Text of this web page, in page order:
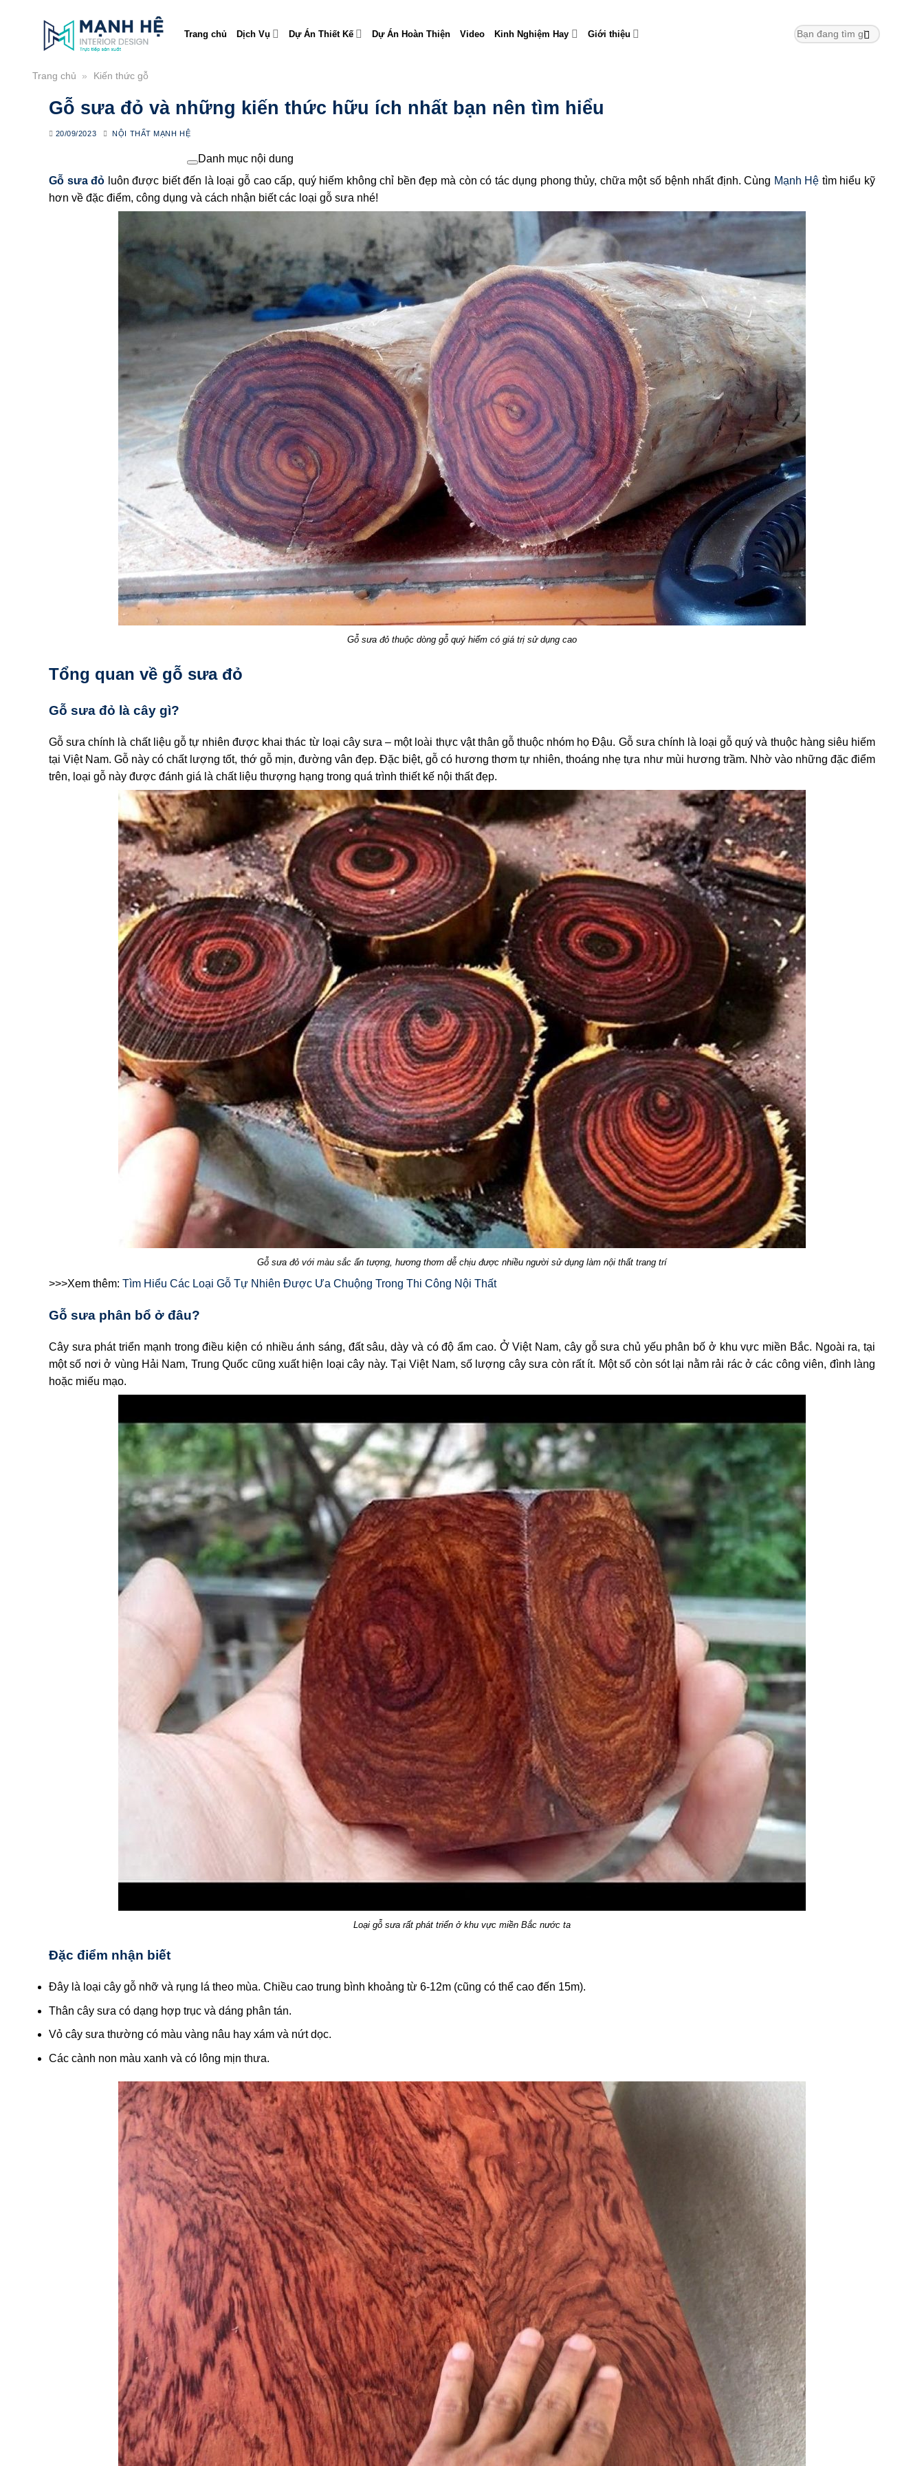
Trang chủ Dịch Vụ Dự Án Thiết Kế Dự Án Hoàn Thiện Video Kinh Nghiệm Hay Giới thiệu
Trang chủ » Kiến thức gỗ
Gỗ sưa đỏ và những kiến thức hữu ích nhất bạn nên tìm hiểu
20/09/2023 NỘI THẤT MẠNH HỆ
Danh mục nội dung
Gỗ sưa đỏ luôn được biết đến là loại gỗ cao cấp, quý hiếm không chỉ bền đẹp mà còn có tác dụng phong thủy, chữa một số bệnh nhất định. Cùng Mạnh Hệ tìm hiểu kỹ
hơn về đặc điểm, công dụng và cách nhận biết các loại gỗ sưa nhé!
Gỗ sưa đỏ thuộc dòng gỗ quý hiếm có giá trị sử dụng cao
Tổng quan về gỗ sưa đỏ
Gỗ sưa đỏ là cây gì?
Gỗ sưa chính là chất liệu gỗ tự nhiên được khai thác từ loại cây sưa – một loài thực vật thân gỗ thuộc nhóm họ Đậu. Gỗ sưa chính là loại gỗ quý và thuộc hàng siêu hiếm
tại Việt Nam. Gỗ này có chất lượng tốt, thớ gỗ mịn, đường vân đẹp. Đặc biệt, gỗ có hương thơm tự nhiên, thoáng nhẹ tựa như mùi hương trầm. Nhờ vào những đặc điểm
trên, loại gỗ này được đánh giá là chất liệu thượng hạng trong quá trình thiết kế nội thất đẹp.
Gỗ sưa đỏ với màu sắc ấn tượng, hương thơm dễ chịu được nhiều người sử dụng làm nội thất trang trí
>>>Xem thêm: Tìm Hiểu Các Loại Gỗ Tự Nhiên Được Ưa Chuộng Trong Thi Công Nội Thất
Gỗ sưa phân bổ ở đâu?
Cây sưa phát triển mạnh trong điều kiện có nhiều ánh sáng, đất sâu, dày và có độ ẩm cao. Ở Việt Nam, cây gỗ sưa chủ yếu phân bố ở khu vực miền Bắc. Ngoài ra, tại
một số nơi ở vùng Hải Nam, Trung Quốc cũng xuất hiện loại cây này. Tại Việt Nam, số lượng cây sưa còn rất ít. Một số còn sót lại nằm rải rác ở các công viên, đình làng
hoặc miếu mạo.
Loại gỗ sưa rất phát triển ở khu vực miền Bắc nước ta
Đặc điểm nhận biết
Đây là loại cây gỗ nhỡ và rụng lá theo mùa. Chiều cao trung bình khoảng từ 6-12m (cũng có thể cao đến 15m).
Thân cây sưa có dạng hợp trục và dáng phân tán.
Vỏ cây sưa thường có màu vàng nâu hay xám và nứt dọc.
Các cành non màu xanh và có lông mịn thưa.